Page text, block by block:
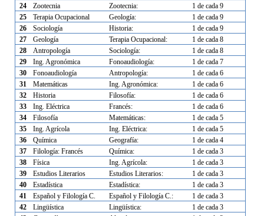
24
Zootecnia Zootecnia:
1 de cada 9
25
Terapia Ocupacional Geología:
1 de cada 9
26
Sociología Historia:
1 de cada 9
27
Geología Terapia Ocupacional:
1 de cada 8
28
Antropología Sociología:
1 de cada 8
29
Ing. Agronómica Fonoaudiología:
1 de cada 7
30
Fonoaudiología Antropología:
1 de cada 6
31
Matemáticas Ing. Agronómica:
1 de cada 6
32
Historia Filosofía:
1 de cada 6
33
Ing. Eléctrica Francés:
1 de cada 6
34
Filosofía Matemáticas:
1 de cada 5
35
Ing. Agrícola Ing. Eléctrica:
1 de cada 5
36
Química Geografía:
1 de cada 4
37
Filología: Francés Química:
1 de cada 3
38
Física Ing. Agrícola:
1 de cada 3
39
Estudios Literarios Estudios Literarios:
1 de cada 3
40
Estadística Estadística:
1 de cada 3
41
Español y Filología C. Español y Filología C.:
1 de cada 3
42
Lingüística Lingüística:
1 de cada 3